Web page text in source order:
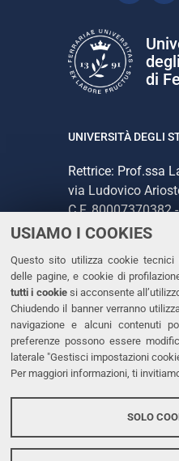
USIAMO I COOKIES
Questo sito utilizza cookie
delle pagine, e cookie di
tutti i cookiesi acconsente
Chiudendo il banner verranno
navigazione e alcuni contenuti
preferenze possono essere
laterale "Gestisci impostazioni
Per maggiori informazioni, ti
SOLO
di
UNIVERSITÀ DEGLI
Rettrice: Prof.ssa
via Ludovico
C.F. 80007370382
CONTATTI
Tel. +39 0532
Fax. +39 0532
PEC
LINKS
Accessibilità
Protezione dati